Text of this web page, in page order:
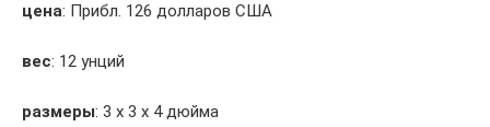
цена: Прибл. 126 долларов США
вес: 12 унций
размеры: 3 х 3 х 4 дюйма